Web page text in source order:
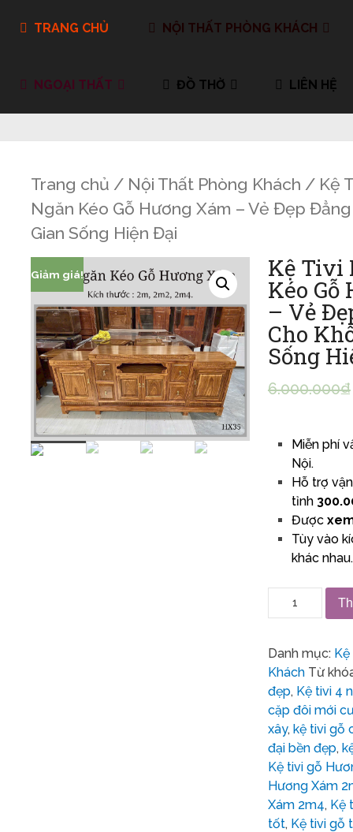
TRANG CHỦ NỘI THẤT PHÒNG KHÁCH
NGOẠI THẤT ĐỒ THỜ LIÊN HỆ
Trang chủ / Nội Thất Phòng Khách / Kệ
Ngăn Kéo Gỗ Hương Xám – Vẻ Đẹp
Gian Sống Hiện Đại
Giảm giá! Kệ Tivi
Kéo Gỗ
– Vẻ
Cho
Sống
6.000.000₫
Miễn phí
Nội.
Hỗ trợ
tỉnh
Được
Tùy vào
khác nhau.
Danh mục: Kệ
Khách Từ
đẹp, Kệ tivi 4
cặp đôi mới
xây, kệ tivi gỗ
đại bền đẹp,
Kệ tivi gỗ
Hương Xám
Xám 2m4, Kệ
tốt, Kệ tivi gỗ